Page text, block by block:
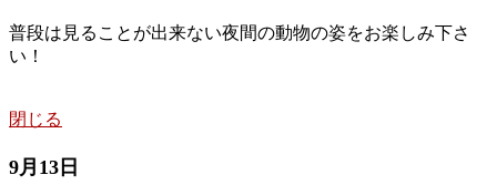
普段は見ることが出来ない夜間の動物の姿をお楽しみ下さ
い！
閉じる
9月13日